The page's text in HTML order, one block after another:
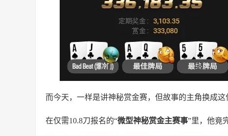
而今天，一样是讲神秘赏金赛，但故事的主角换成这
在仅需10.8刀报名的“微型神秘赏金主赛事”里，他竟